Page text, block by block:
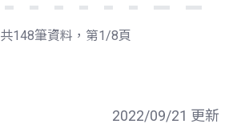
一
後
共148筆資料，第1/8頁
2022/09/21 更新